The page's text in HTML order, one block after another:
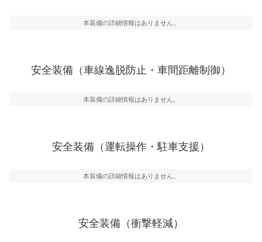
車線逸脱防止
車線のはみだしやふらつきを防止するためにレーンキー
運転・駐車支援
グ・アシストやサイドブラインドモニターなどが装備さ
万が一車体が衝撃を受けたときに、運転者・同乗者を守
るSRSエアバッグシステム、プリテンショナーシートベ
本装備の詳細情報はありません。
安全装備（車線逸脱防止・車間距離制御）
本装備の詳細情報はありません。
安全装備（運転操作・駐車支援）
本装備の詳細情報はありません。
安全装備（衝撃軽減）